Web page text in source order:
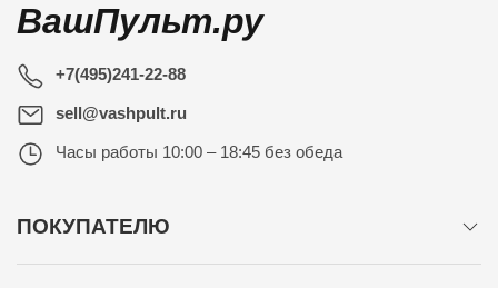
ВашПульт.ру
+7(495)241-22-88
sell@vashpult.ru
Часы работы 10:00 – 18:45 без обеда
ПОКУПАТЕЛЮ